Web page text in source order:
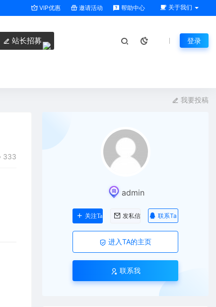
VIP优惠 邀请活动 帮助中心 关于我们
站长招募 登录
我要投稿
333
admin
关注Ta 发私信 联系Ta
进入TA的主页
联系我